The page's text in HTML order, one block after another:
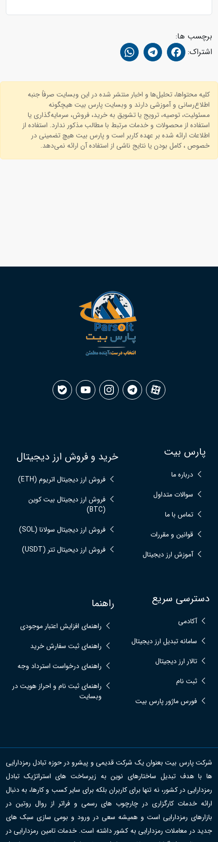
برچسب ها:
اشتراک:
کلیه محتواها، تحلیل‌ها و اخبار منتشر شده در این وبسایت صرفاً جنبه
اطلاع‌رسانی و آموزشی دارند و وبسایت پارس بیت هیچگونه
مسئولیت، توصیه، ترویج یا تشویق به خرید، فروش، سرمایه‌گذاری یا
استفاده از محصولات و خدمات مرتبط با مطالب مذکور ندارد. استفاده از
اطلاعات ارائه شده بر عهده کاربر است و پارس بیت هیچ تضمینی در
خصوص ، کامل بودن یا نتایج ناشی از استفاده آن ارائه نمی‌دهد.
پارس بیت
درباره ما
سوالات متداول
تماس با ما
قوانین و مقررات
آموزش ارز دیجیتال
خرید و فروش ارز دیجیتال
فروش ارز دیجیتال اتریوم (ETH)
فروش ارز دیجیتال بیت کوین
(BTC)
فروش ارز دیجیتال سولانا (SOL)
فروش ارز دیحیتال تتر (USDT)
دسترسی سریع
آکادمی
سامانه تبدیل ارز دیجیتال
تالار ارز دیجیتال
ثبت نام
فورس ماژور پارس بیت
راهنما
راهنمای افزایش اعتبار موجودی
راهنمای ثبت سفارش خرید
راهنمای درخواست استرداد وجه
راهنمای ثبت نام و احراز هویت در
وبسایت
شرکت پارس بیت بعنوان یک شرکت قدیمی و پیشرو در حوزه تبادل رمزدارایی
ها با هدف تبدیل ساختارهای نوین به زیرساخت های استراتژیک تبادل
رمزدارایی در کشور، نه تنها برای کاربران بلکه برای سایر کسب و کارها، به دنبال
ارائه خدمات کارگزاری در چارچوب های رسمی و فراتر از روال روتین در
بازارهای رمزدارایی است و همیشه سعی در ورود و بومی سازی سبک های
جدید در معاملات رمزدارایی به کشور داشته است. خدمات تامین رمزدارایی در